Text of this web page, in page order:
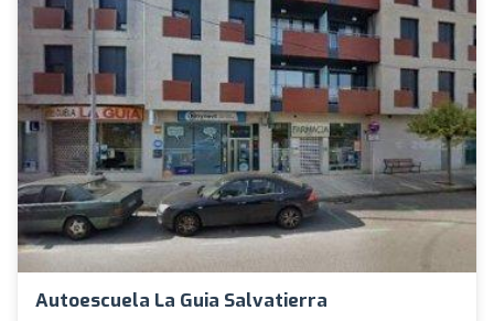
Autoescuela La Guia Salvatierra